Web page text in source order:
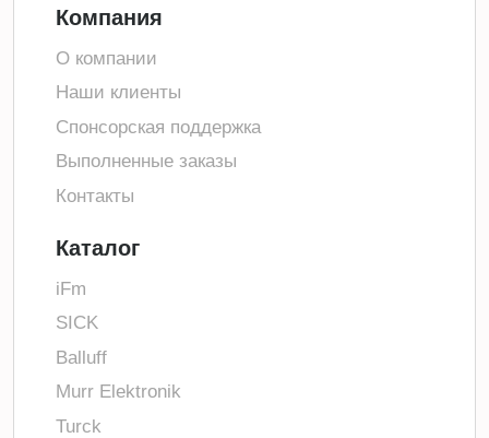
Компания
О компании
Наши клиенты
Спонсорская поддержка
Выполненные заказы
Контакты
Каталог
iFm
SICK
Balluff
Murr Elektronik
Turck